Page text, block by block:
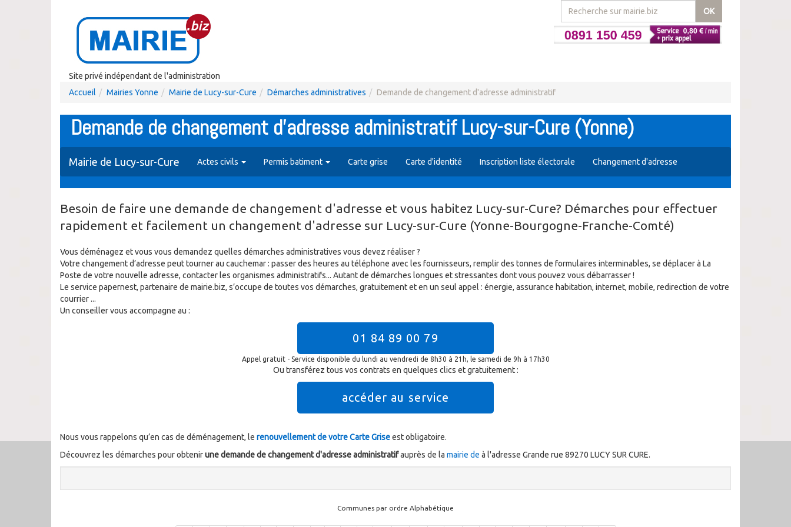
OK
Site privé indépendant de l'administration
Accueil
Mairies Yonne Mairie de Lucy-sur-Cure Démarches administratives Demande de changement d'adresse administratif
Demande de changement d'adresse administratif Lucy-sur-Cure (Yonne)
Mairie de Lucy-sur-Cure Actes civils Permis batiment Carte grise Carte d'identité Inscription liste électorale Changement d'adresse
Besoin de faire une demande de changement d'adresse et vous habitez Lucy-sur-Cure? Démarches pour effectuer
rapidement et facilement un changement d'adresse sur Lucy-sur-Cure (Yonne-Bourgogne-Franche-Comté)
Vous déménagez et vous vous demandez quelles démarches administratives vous devez réaliser ?
Votre changement d’adresse peut tourner au cauchemar : passer des heures au téléphone avec les fournisseurs, remplir des tonnes de formulaires interminables, se déplacer à La
Poste de votre nouvelle adresse, contacter les organismes administratifs... Autant de démarches longues et stressantes dont vous pouvez vous débarrasser !
Le service papernest, partenaire de mairie.biz, s’occupe de toutes vos démarches, gratuitement et en un seul appel : énergie, assurance habitation, internet, mobile, redirection de votre
courrier ...
Un conseiller vous accompagne au :
01 84 89 00 79
Appel gratuit - Service disponible du lundi au vendredi de 8h30 à 21h, le samedi de 9h à 17h30
Ou transférez tous vos contrats en quelques clics et gratuitement :
accéder au service
Nous vous rappelons qu’en cas de déménagement, le renouvellement de votre Carte Griseest obligatoire.
Découvrez les démarches pour obtenirune demande de changement d'adresse administratifauprès de la mairie de à l'adresse Grande rue 89270 LUCY SUR CURE.
Communes par ordre Alphabétique